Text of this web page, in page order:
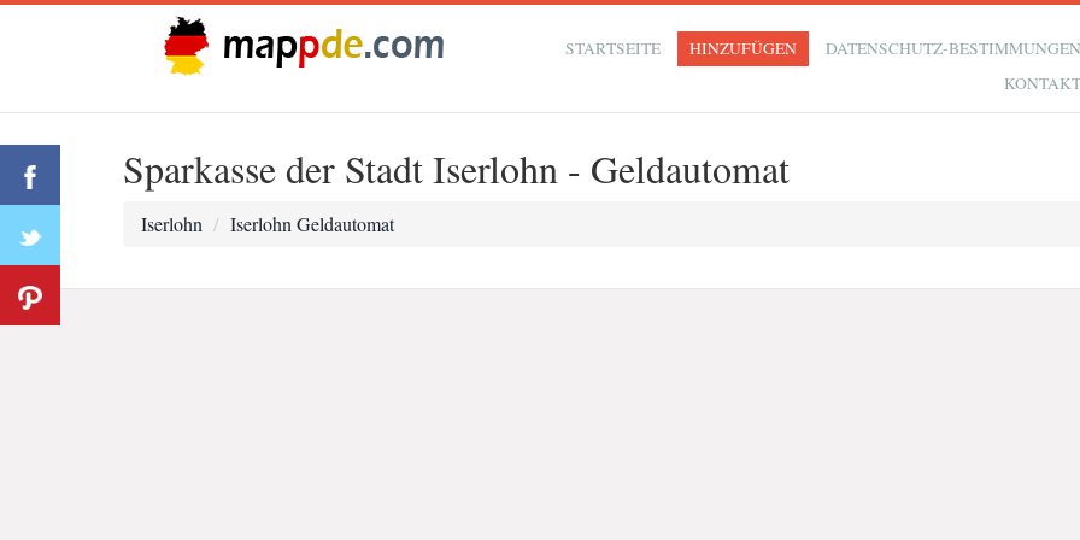
STARTSEITE HINZUFÜGEN
DATENSCHUTZ-
Sparkasse der Stadt Iserlohn - Geldautomat
Iserlohn Iserlohn Geldautomat